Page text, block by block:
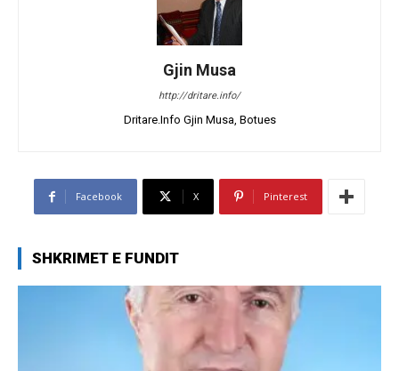
Gjin Musa
http://dritare.info/
Dritare.Info Gjin Musa, Botues
Facebook X Pinterest
SHKRIMET E FUNDIT